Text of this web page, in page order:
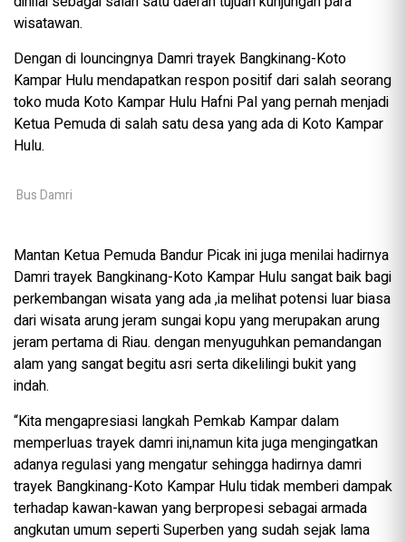
wisatawan.
Dengan di louncingnya Damri trayek Bangkinang-Koto
Kampar Hulu mendapatkan respon positif dari salah seorang
toko muda Koto Kampar Hulu Hafni Pal yang pernah menjadi
Ketua Pemuda di salah satu desa yang ada di Koto Kampar
Hulu.
Bus Damri
Mantan Ketua Pemuda Bandur Picak ini juga menilai hadirnya
Damri trayek Bangkinang-Koto Kampar Hulu sangat baik bagi
perkembangan wisata yang ada ,ia melihat potensi luar biasa
dari wisata arung jeram sungai kopu yang merupakan arung
jeram pertama di Riau. dengan menyuguhkan pemandangan
alam yang sangat begitu asri serta dikelilingi bukit yang
indah.
“Kita mengapresiasi langkah Pemkab Kampar dalam
memperluas trayek damri ini,namun kita juga mengingatkan
adanya regulasi yang mengatur sehingga hadirnya damri
trayek Bangkinang-Koto Kampar Hulu tidak memberi dampak
terhadap kawan-kawan yang berpropesi sebagai armada
angkutan umum seperti Superben yang sudah sejak lama